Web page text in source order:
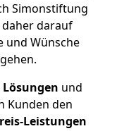
Simonstiftung
darauf
und Wünsche
und
Kunden den
Leistungen